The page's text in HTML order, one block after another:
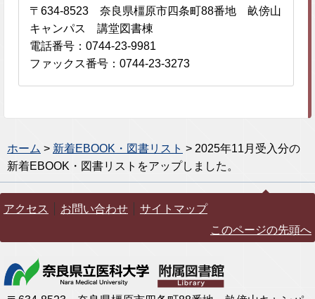
〒634-8523 奈良県橿原市四条町88番地 畝傍山
キャンパス 講堂図書棟
電話番号：0744-23-9981
ファックス番号：0744-23-3273
ホーム > 新着EBOOK・図書リスト > 2025年11月受入分の
新着EBOOK・図書リストをアップしました。
アクセス お問い合わせ
サイトマップ
このページの先頭へ